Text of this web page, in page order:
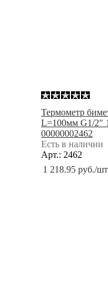
Термометр
L=100мм G1/2"
00000002462
Есть в наличии
Арт.: 2462
1 218.95 руб./шт